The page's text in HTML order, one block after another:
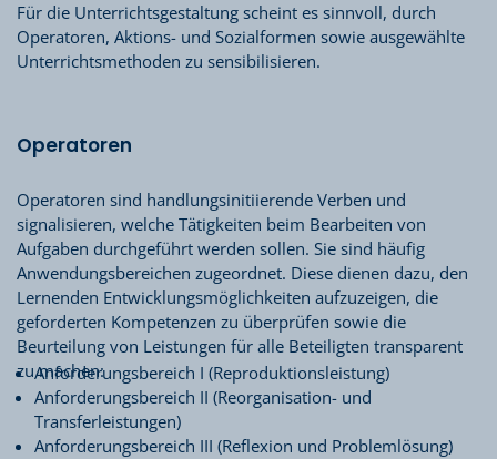
Für die Unterrichtsgestaltung scheint es sinnvoll, durch
Operatoren, Aktions- und Sozialformen sowie ausgewählte
Unterrichtsmethoden zu sensibilisieren.
Operatoren
Operatoren sind handlungsinitiierende Verben und
signalisieren, welche Tätigkeiten beim Bearbeiten von
Aufgaben durchgeführt werden sollen. Sie sind häufig
Anwendungsbereichen zugeordnet. Diese dienen dazu, den
Lernenden Entwicklungsmöglichkeiten aufzuzeigen, die
geforderten Kompetenzen zu überprüfen sowie die
Beurteilung von Leistungen für alle Beteiligten transparent
zu machen:
Anforderungsbereich I (Reproduktionsleistung)
Anforderungsbereich II (Reorganisation- und
Transferleistungen)
Anforderungsbereich III (Reflexion und Problemlösung)